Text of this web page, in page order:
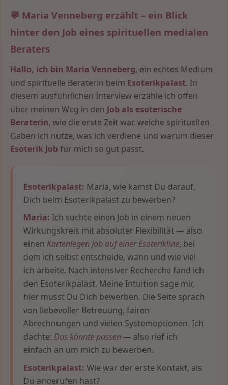
💬 Maria Venneberg erzählt – ein Blick
hinter den Job eines spirituellen medialen
Beraters
Hallo, ich bin Maria Venneberg, ein echtes Medium
und spirituelle Beraterin beim Esoterikpalast. In
diesem ausführlichen Interview erzähle ich offen
über meinen Weg in den Job als esoterische
Beraterin, wie die erste Zeit war, welche spirituellen
Gaben ich nutze, was ich verdiene und warum dieser
Esoterik Jobfür mich so gut passt.
Esoterikpalast: Maria, wie kamst Du darauf,
Dich beim Esoterikpalast zu bewerben?
Maria: Ich suchte einen Job in einem neuen
Wirkungskreis mit absoluter Flexibilität — also
einen Kartenlegen Job auf einer Esoterikline, bei
dem ich selbst entscheide, wann und wie viel
ich arbeite. Nach intensiver Recherche fand ich
den Esoterikpalast. Meine Intuition sage mir,
hier musst Du Dich bewerben. Die Seite sprach
von liebevoller Betreuung, fairen
Abrechnungen und vielen Systemoptionen. Ich
dachte: Das könnte passen— also rief ich
einfach an um mich zu bewerben.
Esoterikpalast: Wie war der erste Kontakt, als
Du angerufen hast?